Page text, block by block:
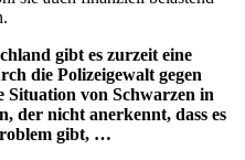
gibt es zurzeit eine
die Polizeigewalt gegen
Situation von Schwarzen in
der nicht anerkennt, dass es
gibt, …